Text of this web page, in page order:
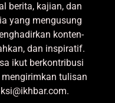
berita, kajian, dan
yang mengusung
konten-
dan inspiratif.
ikut berkontribusi
mengirimkan tulisan